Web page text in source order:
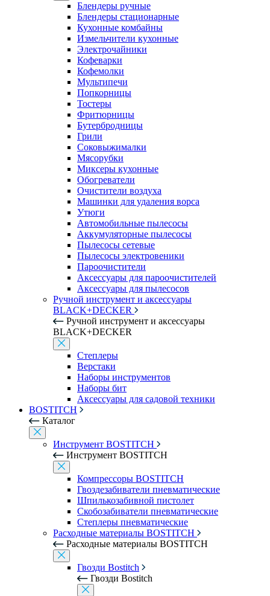
Блендеры ручные
Блендеры стационарные
Кухонные комбайны
Измельчители кухонные
Электрочайники
Кофеварки
Кофемолки
Мультипечи
Попкорницы
Тостеры
Фритюрницы
Бутербродницы
Грили
Соковыжималки
Мясорубки
Миксеры кухонные
Обогреватели
Очистители воздуха
Машинки для удаления ворса
Утюги
Автомобильные пылесосы
Аккумуляторные пылесосы
Пылесосы сетевые
Пылесосы электровеники
Пароочистители
Аксессуары для пароочистителей
Аксессуары для пылесосов
Ручной инструмент и аксессуары
BLACK+DECKER
Ручной инструмент и аксессуары
BLACK+DECKER
Степлеры
Верстаки
Наборы инструментов
Наборы бит
Аксессуары для садовой техники
BOSTITCH
Каталог
Инструмент BOSTITCH
Инструмент BOSTITCH
Компрессоры BOSTITCH
Гвоздезабиватели пневматические
Шпилькозабивной пистолет
Скобозабиватели пневматические
Степлеры пневматические
Расходные материалы BOSTITCH
Расходные материалы BOSTITCH
Гвозди Bostitch
Гвозди Bostitch